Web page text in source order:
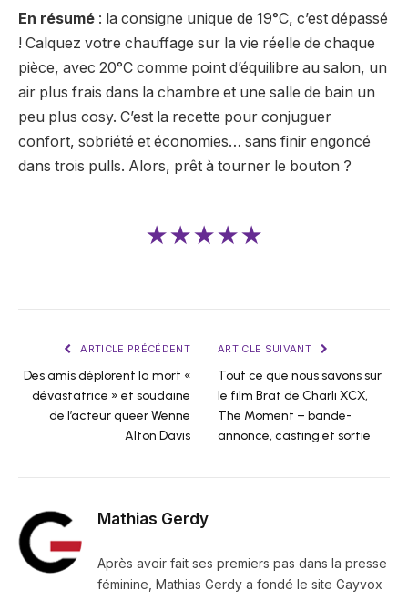
En résumé : la consigne unique de 19°C, c’est dépassé
! Calquez votre chauffage sur la vie réelle de chaque
pièce, avec 20°C comme point d’équilibre au salon, un
air plus frais dans la chambre et une salle de bain un
peu plus cosy. C’est la recette pour conjuguer
confort, sobriété et économies… sans finir engoncé
dans trois pulls. Alors, prêt à tourner le bouton ?
★★★★★
ARTICLE PRÉCÉDENT
Des amis déplorent la mort «
dévastatrice » et soudaine
de l’acteur queer Wenne
Alton Davis
ARTICLE SUIVANT
Tout ce que nous savons sur
le film Brat de Charli XCX,
The Moment – ​​bande-
annonce, casting et sortie
Mathias Gerdy
Après avoir fait ses premiers pas dans la presse
féminine, Mathias Gerdy a fondé le site Gayvox